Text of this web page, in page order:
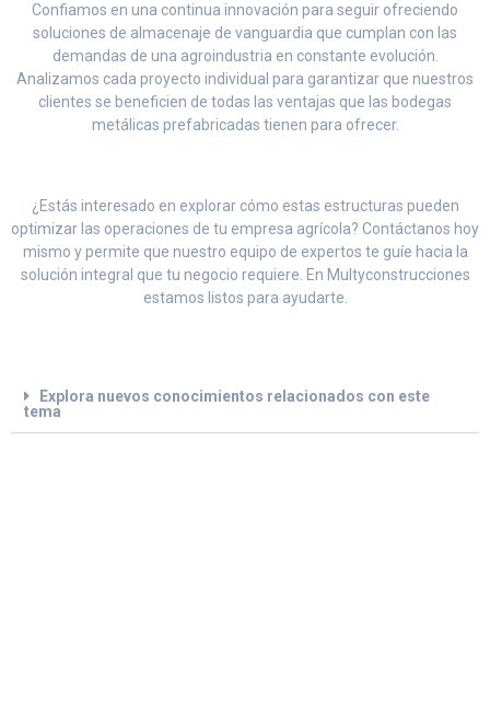
Confiamos en una continua innovación para seguir ofreciendo
soluciones de almacenaje de vanguardia que cumplan con las
demandas de una agroindustria en constante evolución.
Analizamos cada proyecto individual para garantizar que nuestros
clientes se beneficien de todas las ventajas que las bodegas
metálicas prefabricadas tienen para ofrecer.
¿Estás interesado en explorar cómo estas estructuras pueden
optimizar las operaciones de tu empresa agrícola? Contáctanos hoy
mismo y permite que nuestro equipo de expertos te guíe hacia la
solución integral que tu negocio requiere. En Multyconstrucciones
estamos listos para ayudarte.
Explora nuevos conocimientos relacionados con este
tema